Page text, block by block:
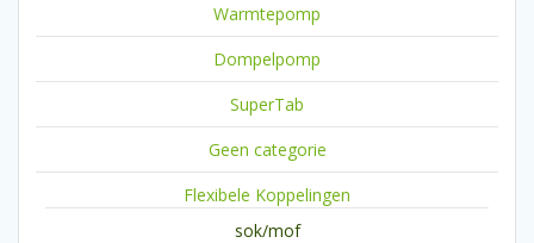
Warmtepomp
Dompelpomp
SuperTab
Geen categorie
Flexibele Koppelingen
sok/mof